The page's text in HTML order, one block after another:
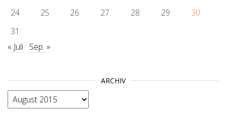
24
25 26 27 28 29
30
31
« Juli Sep. »
ARCHIV
Archiv